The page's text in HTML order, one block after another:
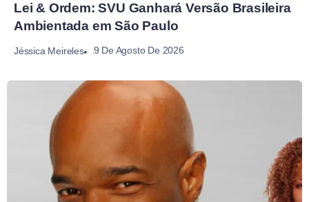
Lei & Ordem: SVU Ganhará Versão Brasileira
Ambientada em São Paulo
Jéssica Meireles 9 De Agosto De 2026